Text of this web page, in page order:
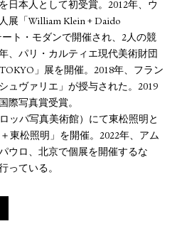
日本人として初受賞。2012年、ウ
展「William Klein + Daido
ト・モダンで開催され、2人の競
、パリ・カルティエ現代美術財団
」展を開催。2018年、フラン
ュヴァリエ」が授与された。2019
際写真賞受賞。
ッパ写真美術館）にて東松照明と
東松照明」を開催。2022年、アム
ウロ、北京で個展を開催するな
っている。